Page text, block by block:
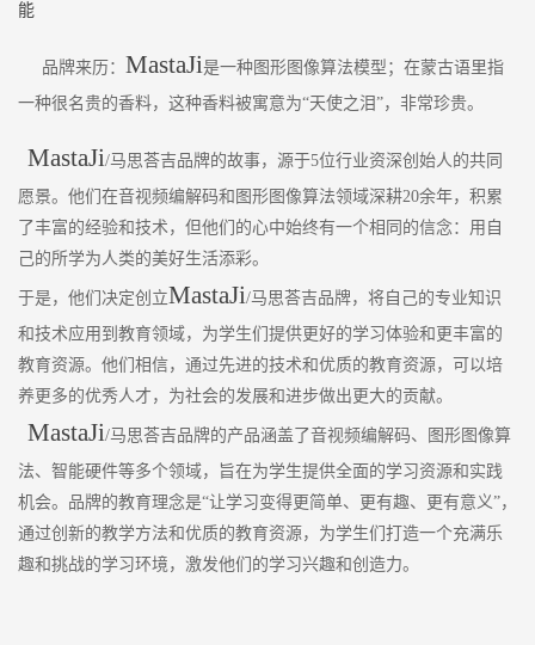
能
品牌来历： MastaJi是一种图形图像算法模型；在蒙古语里指
一种很名贵的香料，这种香料被寓意为“天使之泪”，非常珍贵。
MastaJi/马思荅吉品牌的故事，源于5位行业资深创始人的共同
愿景。他们在音视频编解码和图形图像算法领域深耕20余年，积累
了丰富的经验和技术，但他们的心中始终有一个相同的信念：用自
己的所学为人类的美好生活添彩。
于是，他们决定创立MastaJi/马思荅吉品牌，将自己的专业知识
和技术应用到教育领域，为学生们提供更好的学习体验和更丰富的
教育资源。他们相信，通过先进的技术和优质的教育资源，可以培
养更多的优秀人才，为社会的发展和进步做出更大的贡献。
MastaJi/马思荅吉品牌的产品涵盖了音视频编解码、图形图像算
法、智能硬件等多个领域，旨在为学生提供全面的学习资源和实践
机会。品牌的教育理念是“让学习变得更简单、更有趣、更有意义”，
通过创新的教学方法和优质的教育资源，为学生们打造一个充满乐
趣和挑战的学习环境，激发他们的学习兴趣和创造力。